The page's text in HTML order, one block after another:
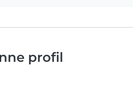
profil